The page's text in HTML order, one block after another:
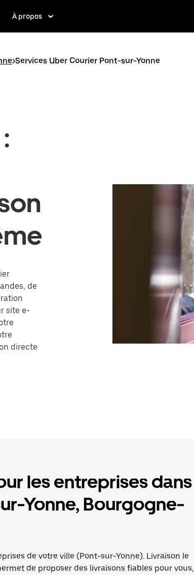
À propos
>Services Uber Courier Pont-sur-Yonne
de
site e-
directe
les entreprises dans
Yonne, Bourgogne-
de votre ville (Pont-sur-Yonne). Livraison le
de proposer des livraisons fiables pour vous,